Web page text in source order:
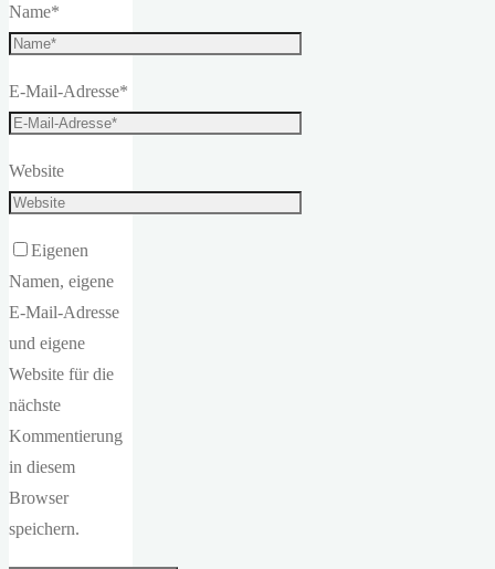
Name*
E-Mail-Adresse*
Website
Eigenen
Namen, eigene
E-Mail-Adresse
und eigene
Website für die
nächste
Kommentierung
in diesem
Browser
speichern.